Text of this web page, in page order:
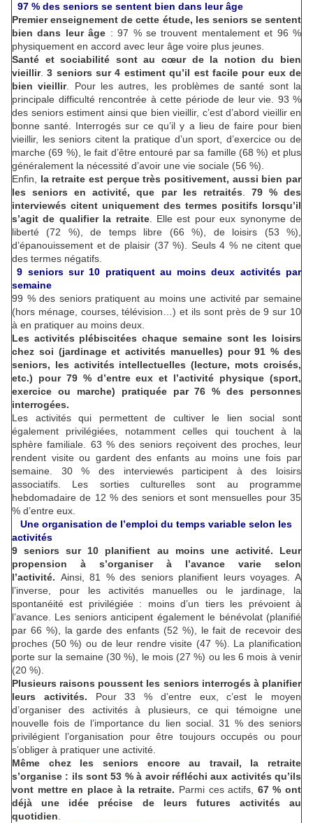
97 % des seniors se sentent bien dans leur âge
Premier enseignement de cette étude, les seniors se sentent
bien dans leur âge : 97 % se trouvent mentalement et 96 %
physiquement en accord avec leur âge voire plus jeunes.
Santé et sociabilité sont au cœur de la notion du bien
vieillir.3 seniors sur 4 estiment qu’il est facile pour eux de
bien vieillir. Pour les autres, les problèmes de santé sont la
principale difficulté rencontrée à cette période de leur vie. 93 %
des seniors estiment ainsi que bien vieillir, c’est d’abord vieillir en
bonne santé. Interrogés sur ce qu’il y a lieu de faire pour bien
vieillir, les seniors citent la pratique d’un sport, d’exercice ou de
marche (69 %), le fait d’être entouré par sa famille (68 %) et plus
généralement la nécessité d’avoir une vie sociale (56 %).
Enfin, la retraite est perçue très positivement, aussi bien par
les seniors en activité, que par les retraités
79 % des
interviewés citent uniquement des termes positifs lorsqu’il
s’agit de qualifier la retraite. Elle est pour eux synonyme de
liberté (72 %), de temps libre (66 %), de loisirs (53 %),
d’épanouissement et de plaisir (37 %). Seuls 4 % ne citent que
des termes négatifs.
9 seniors sur 10 pratiquent au moins deux activités par
semaine
99 % des seniors pratiquent au moins une activité par semaine
(hors ménage, courses, télévision…) et ils sont près de 9 sur 10
à en pratiquer au moins deux.
Les activités plébiscitées chaque semaine sont les loisirs
chez soi (jardinage et activités manuelles) pour 91 % des
seniors, les activités intellectuelles (lecture, mots croisés,
etc.) pour 79 % d’entre eux et l’activité physique (sport,
exercice ou marche) pratiquée par 76 % des personnes
interrogées.
Les activités qui permettent de cultiver le lien social sont
également privilégiées, notamment celles qui touchent à la
sphère familiale. 63 % des seniors reçoivent des proches, leur
rendent visite ou gardent des enfants au moins une fois par
semaine. 30 % des interviewés participent à des loisirs
associatifs. Les sorties culturelles sont au programme
hebdomadaire de 12 % des seniors et sont mensuelles pour 35
% d’entre eux.
Une organisation de l’emploi du temps variable selon les
activités
9 seniors sur 10 planifient au moins une activité. Leur
propension à s’organiser à l’avance varie selon
l’activité. Ainsi, 81 % des seniors planifient leurs voyages. A
l’inverse, pour les activités manuelles ou le jardinage, la
spontanéité est privilégiée : moins d’un tiers les prévoient à
l’avance. Les seniors anticipent également le bénévolat (planifié
par 66 %), la garde des enfants (52 %), le fait de recevoir des
proches (50 %) ou de leur rendre visite (47 %). La planification
porte sur la semaine (30 %), le mois (27 %) ou les 6 mois à venir
(20 %).
Plusieurs raisons poussent les seniors interrogés à planifier
leurs activités. Pour 33 % d’entre eux, c’est le moyen
d’organiser des activités à plusieurs, ce qui témoigne une
nouvelle fois de l’importance du lien social. 31 % des seniors
privilégient l’organisation pour être toujours occupés ou pour
s’obliger à pratiquer une activité.
Même chez les seniors encore au travail, la retraite
s’organise : ils sont 53 % à avoir réfléchi aux activités qu’ils
vont mettre en place à la retraite. Parmi ces actifs, 67 % ont
déjà une idée précise de leurs futures activités au
quotidien